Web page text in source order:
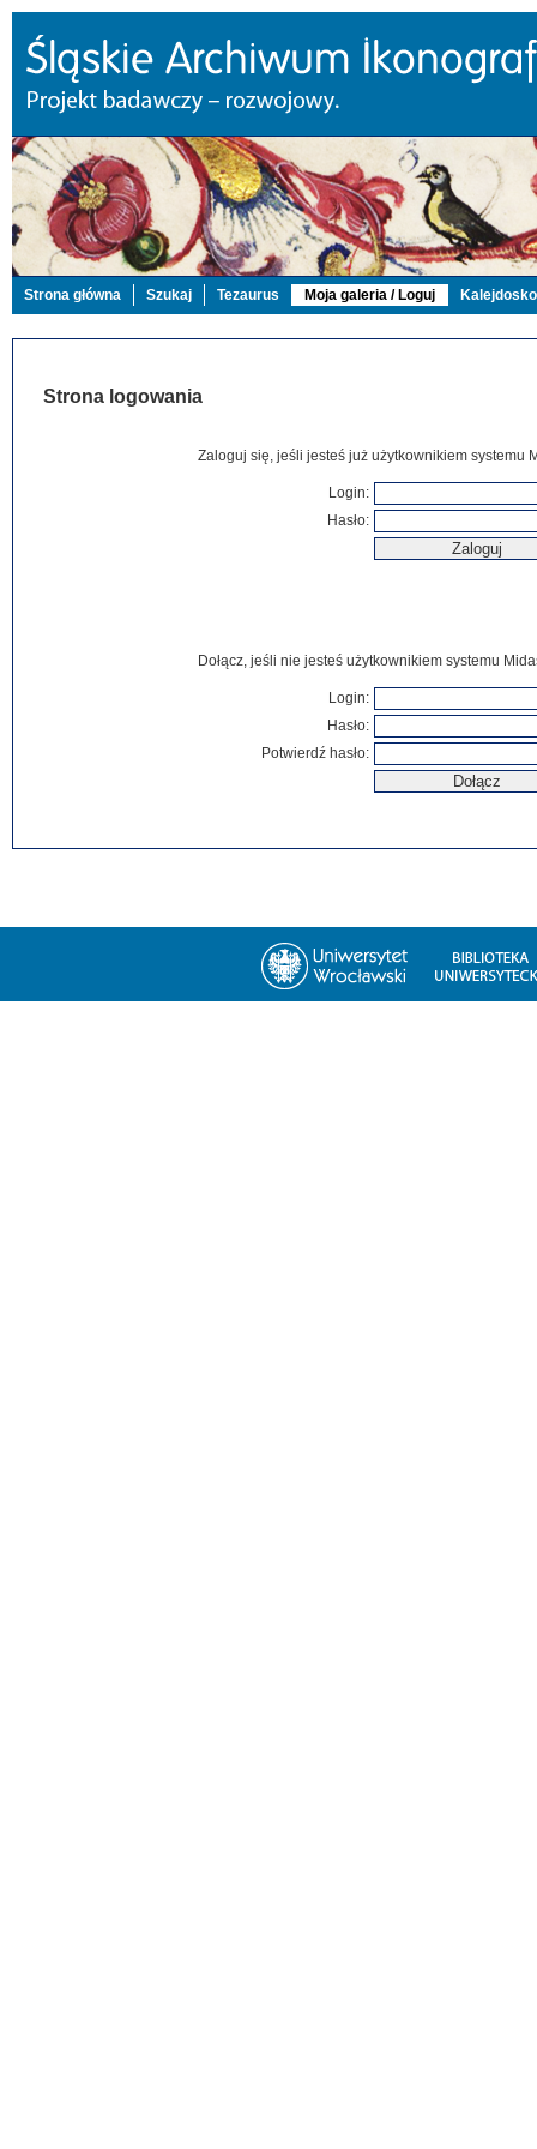
Strona główna Szukaj Tezaurus Moja galeria / Loguj
Strona logowania
Zaloguj się, jeśli jesteś już użytkownikiem systemu
Login:
Hasło:
Dołącz, jeśli nie jesteś użytkownikiem systemu
Login:
Hasło:
Potwierdź hasło: